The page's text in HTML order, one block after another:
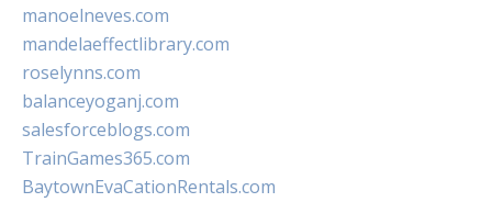
manoelneves.com
mandelaeffectlibrary.com
roselynns.com
balanceyoganj.com
salesforceblogs.com
TrainGames365.com
BaytownEvaCationRentals.com